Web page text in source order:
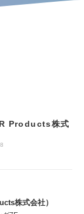
Products株式
株式会社）